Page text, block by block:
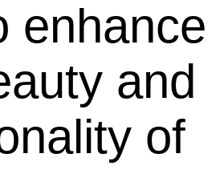
enhance
and
of